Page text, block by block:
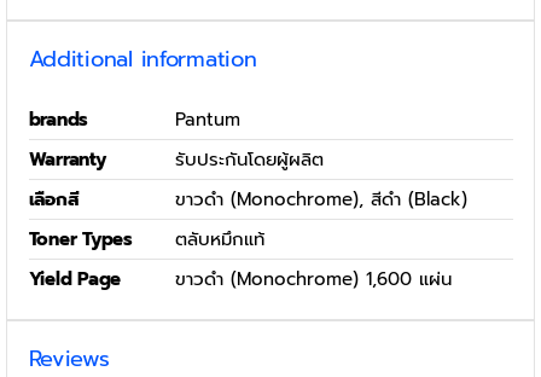
Additional information
brands
Pantum
Warranty
รับประกันโดยผู้ผลิต
เลือกสี
ขาวดำ (Monochrome), สีดำ (Black)
Toner Types
ตลับหมึกแท้
Yield Page
ขาวดำ (Monochrome) 1,600 แผ่น
Reviews